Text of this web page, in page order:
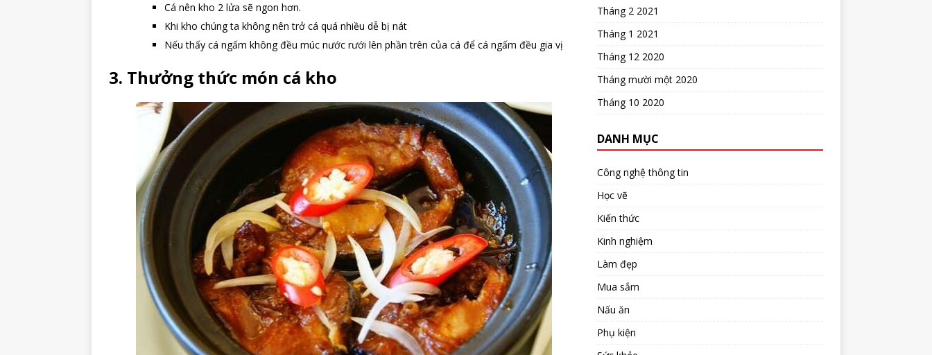
Cá nên kho 2 lửa sẽ ngon hơn.
Khi kho chúng ta không nên trở cá quá nhiều dễ bị nát
Nếu thấy cá ngấm không đều múc nước rưới lên phần trên của cá để cá ngấm đều gia vị
3. Thưởng thức món cá kho
Tháng 2 2021
Tháng 1 2021
Tháng 12 2020
Tháng mười một 2020
Tháng 10 2020
DANH MỤC
Công nghệ thông tin
Học vẽ
Kiến thức
Kinh nghiệm
Làm đẹp
Mua sắm
Nấu ăn
Phụ kiện